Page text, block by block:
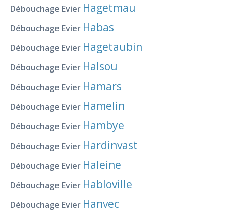
Débouchage Evier Hagetmau
Débouchage Evier Habas
Débouchage Evier Hagetaubin
Débouchage Evier Halsou
Débouchage Evier Hamars
Débouchage Evier Hamelin
Débouchage Evier Hambye
Débouchage Evier Hardinvast
Débouchage Evier Haleine
Débouchage Evier Habloville
Débouchage Evier Hanvec